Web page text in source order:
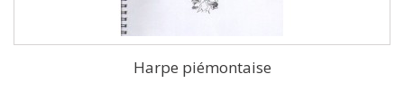
Harpe piémontaise